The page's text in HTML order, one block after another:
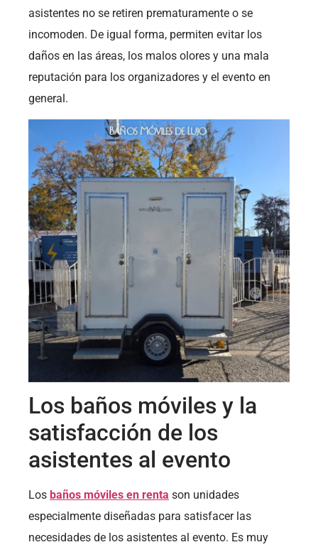
asistentes no se retiren prematuramente o se
incomoden. De igual forma, permiten evitar los
daños en las áreas, los malos olores y una mala
reputación para los organizadores y el evento en
general.
Los baños móviles y la
satisfacción de los
asistentes al evento
Los baños móviles en renta son unidades
especialmente diseñadas para satisfacer las
necesidades de los asistentes al evento. Es muy